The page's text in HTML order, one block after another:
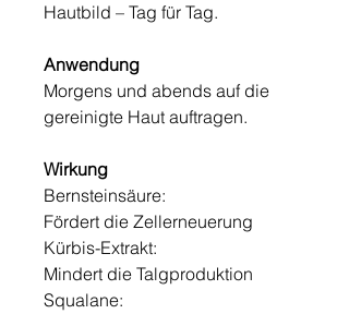
Hautbild – Tag für Tag.
Anwendung
Morgens und abends auf die
gereinigte Haut auftragen.
Wirkung
Bernsteinsäure:
Fördert die Zellerneuerung
Kürbis-Extrakt:
Mindert die Talgproduktion
Squalane: